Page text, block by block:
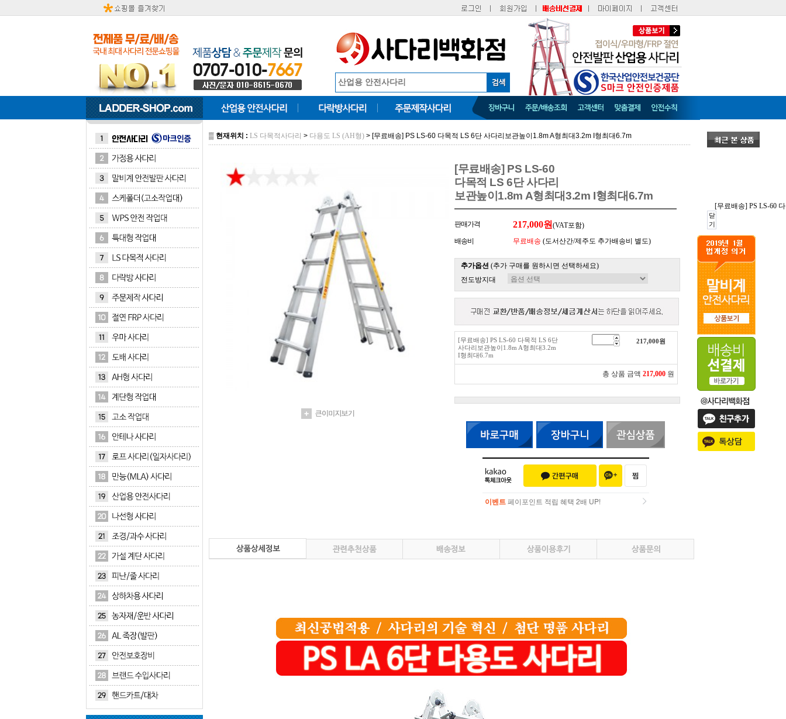
[무료배송] PS LS-60
닫
기
▒ 현재위치 : LS 다목적사다리 > 다용도 LS (AH형) > [무료배송] PS LS-60 다목적 LS 6단 사다리보관높이1.8m A형최대3.2m I형최대6.7m
[무료배송] PS LS-60
다목적 LS 6단 사다리
보관높이1.8m A형최대3.2m I형최대6.7m
판매가격 217,000원 (VAT포함)
배송비
무료배송 (도서산간/제주도 추가배송비 별도)
추가옵션 (추가 구매를 원하시면 선택하세요)
전도방지대
[무료배송] PS LS-60 다목적 LS 6단
사다리보관높이1.8m A형최대3.2m
I형최대6.7m
217,000원
총 상품 금액 217,000 원
이벤트 페이포인트 적립 혜택 2배 UP!